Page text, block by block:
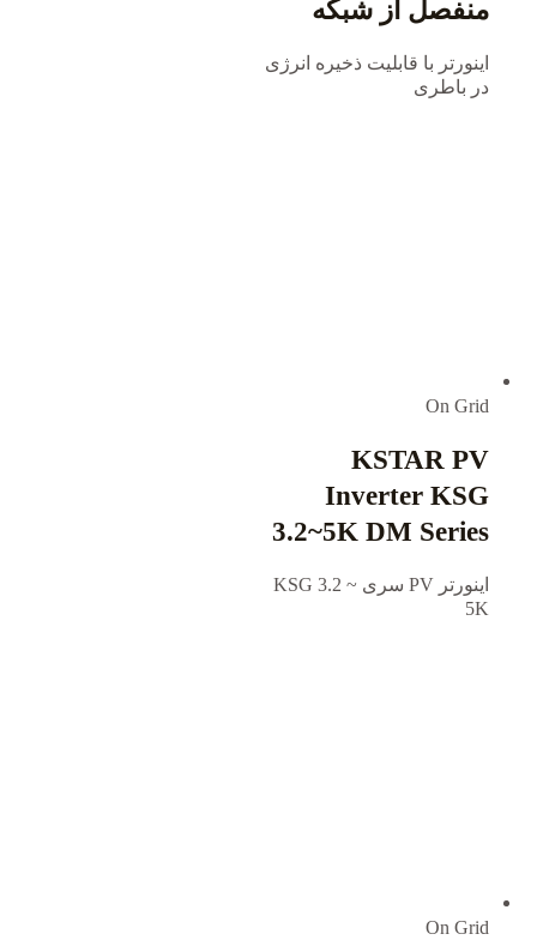
منفصل از شبکه
اینورتر با قابلیت ذخیره انرژی
در باطری
On Grid
KSTAR PV
Inverter KSG
3.2~5K DM Series
اینورتر PV سری KSG 3.2 ~
5K
On Grid